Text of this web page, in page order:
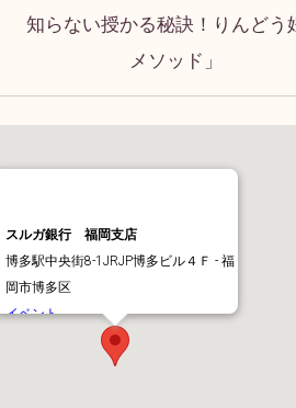
知らない授かる秘訣！りんどう
メソッド」
スルガ銀行 福岡支店
博多駅中央街8-1JRJP博多ビル４Ｆ - 福
岡市博多区
イベント